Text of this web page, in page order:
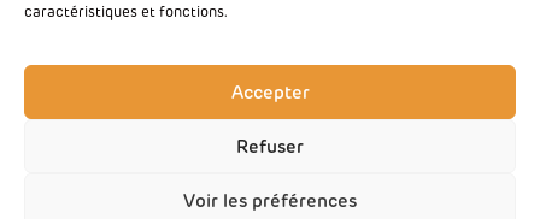
caractéristiques et fonctions.
Accepter
Refuser
Voir les préférences
Groupe SOS
Politique de confidentialité